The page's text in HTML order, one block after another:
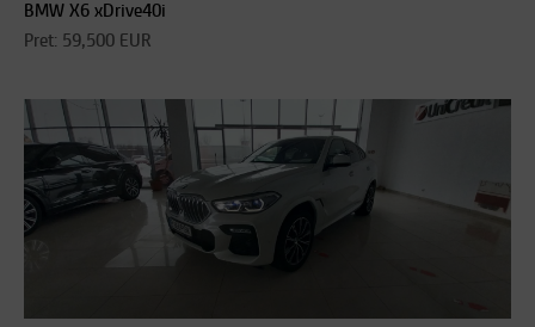
BMW X6 xDrive40i
Pret: 59,500 EUR